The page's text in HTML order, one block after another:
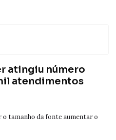
atingiu número
atendimentos
o tamanho da fonteaumentar o